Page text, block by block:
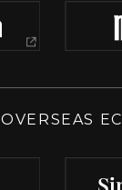
OVERSEAS EC